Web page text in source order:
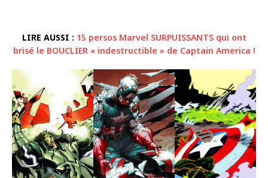
LIRE AUSSI : 15 persos Marvel SURPUISSANTS qui ont
brisé le BOUCLIER « indestructible » de Captain America !